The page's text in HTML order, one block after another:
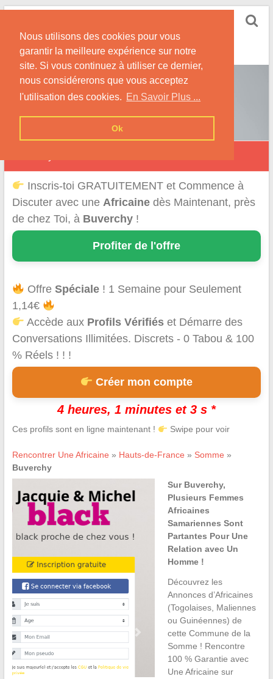
Nous utilisons des cookies pour vous
garantir la meilleure expérience sur notre
site. Si vous continuez à utiliser ce dernier,
nous considérerons que vous acceptez
l'utilisation des cookies. En Savoir Plus ...
Ok
Skip
content
Conseils et Infos pour la Rencontre d'une Belle
Africaine !
Inscris-toi GRATUITEMENT et Commence à
Discuter avec une Africainedès Maintenant, près
de chez Toi, à Buverchy!
Profiter de l'offre
OffreSpéciale ! 1 Semaine pour Seulement
1,14€
Accède aux Profils Vérifiés et Démarre des
Conversations Illimitées. Discrets - 0 Tabou & 100
% Réels ! ! !
Créer mon compte
4 heures, 1 minutes et 3 s *
Ces profils sont en ligne maintenant ! Swipe pour voir
Rencontrer Une Africaine » Hauts-de-France » Somme »
Buverchy
Sur Buverchy,
Plusieurs Femmes
Africaines
Samariennes Sont
Partantes Pour Une
Relation avec Un
Homme !
Découvrez les
Annonces d’Africaines
(Togolaises, Maliennes
ou Guinéennes) de
cette Commune de la
Somme ! Rencontre
100 % Garantie avec
Une Africaine sur